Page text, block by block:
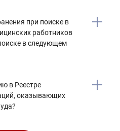
при поиске в
работников
в следующем
в Реестре
оказывающих